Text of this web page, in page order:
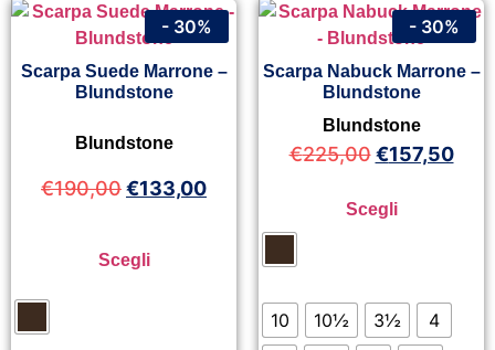
Scarpa Suede Marrone –
Blundstone
Blundstone
€190,00€133,00
Scegli
- 30%
Scarpa Nabuck Marrone –
Blundstone
Blundstone
€225,00 €157,50
Scegli
10 10½ 3½
4
- 30%